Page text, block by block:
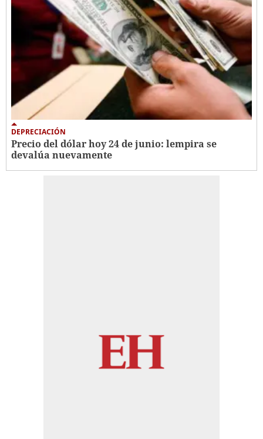
DEPRECIACIÓN
Precio del dólar hoy 24 de junio: lempira se
devalúa nuevamente